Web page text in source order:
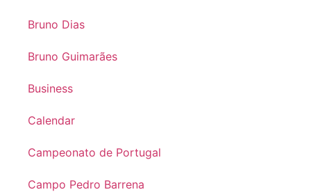
Bruno Dias
Bruno Guimarães
Business
Calendar
Campeonato de Portugal
Campo Pedro Barrena